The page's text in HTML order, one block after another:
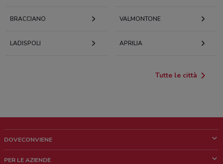
BRACCIANO VALMONTONE
LADISPOLI APRILIA
Tutte le città
DOVECONVIENE
PER LE AZIENDE